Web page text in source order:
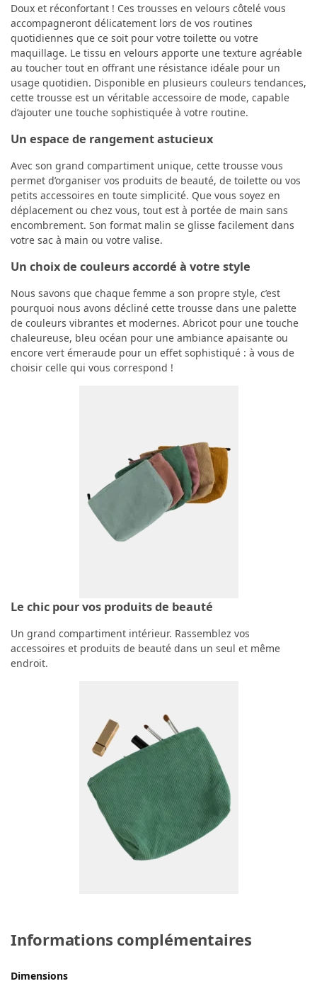
Doux et réconfortant ! Ces trousses en velours côtelé vous
accompagneront délicatement lors de vos routines
quotidiennes que ce soit pour votre toilette ou votre
maquillage. Le tissu en velours apporte une texture agréable
au toucher tout en offrant une résistance idéale pour un
usage quotidien. Disponible en plusieurs couleurs tendances,
cette trousse est un véritable accessoire de mode, capable
d’ajouter une touche sophistiquée à votre routine.
Un espace de rangement astucieux
Avec son grand compartiment unique, cette trousse vous
permet d’organiser vos produits de beauté, de toilette ou vos
petits accessoires en toute simplicité. Que vous soyez en
déplacement ou chez vous, tout est à portée de main sans
encombrement. Son format malin se glisse facilement dans
votre sac à main ou votre valise.
Un choix de couleurs accordé à votre style
Nous savons que chaque femme a son propre style, c’est
pourquoi nous avons décliné cette trousse dans une palette
de couleurs vibrantes et modernes. Abricot pour une touche
chaleureuse, bleu océan pour une ambiance apaisante ou
encore vert émeraude pour un effet sophistiqué : à vous de
choisir celle qui vous correspond !
Le chic pour vos produits de beauté
Un grand compartiment intérieur. Rassemblez vos
accessoires et produits de beauté dans un seul et même
endroit.
Informations complémentaires
Dimensions